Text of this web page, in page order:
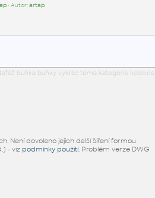
• Autor:artap
buňka buňky výkres téma kategorie
Není dovoleno jejich další šíření formou
- viz podmínky použití. Problém verze DWG